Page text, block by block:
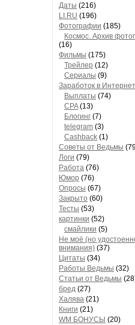
Даты (216)
LI.RU (196)
Фотографии (185)
Космос. Архив
(16)
Фильмы (175)
Трейлер (12)
Сериалы (9)
Заработок в
Выплаты (74)
CPA(13)
Блогинг (7)
telegram (3)
Cashback (1)
Советы от Ведьмы
Логи (79)
Работа (76)
Юмор (76)
Опросы (67)
Закрыто (60)
Тесты (53)
картинки (52)
смайлики (5)
Не моё (но
внимания) (37)
Цитаты (34)
Работы Ведьмы (32)
Статьи от Ведьмы
бред (27)
Халява (21)
Книги (21)
WM БОНУСЫ (20)